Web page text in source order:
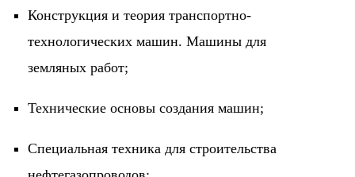
Конструкция и теория транспортно-
технологических машин. Машины для
земляных работ;
Технические основы создания машин;
Специальная техника для строительства